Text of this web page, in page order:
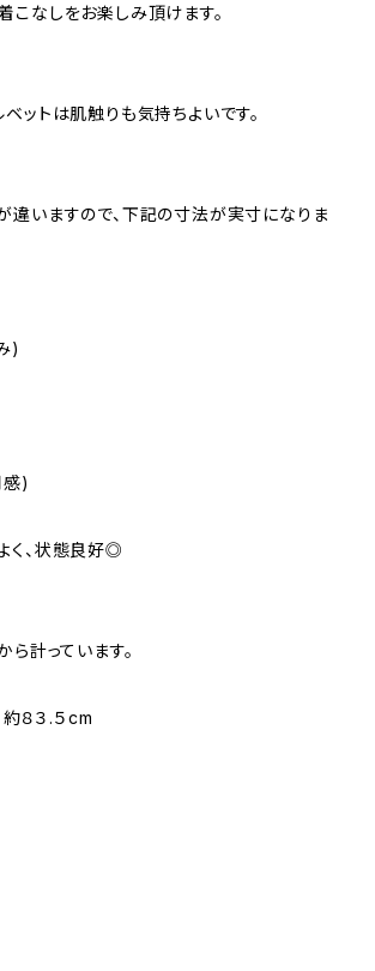
こなしをお楽しみ頂けます。
ットは肌触りも気持ちよいです。
違いますので、下記の寸法が実寸になりま
)
感)
く、状態良好◎
ら計っています。
８３.５cm